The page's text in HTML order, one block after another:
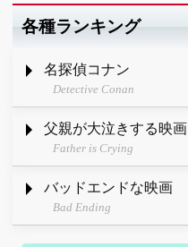
各種ランキング
名探偵コナン
Detective Conan
父親が大泣きする映画
Father is Crying
バッドエンドな映画
Bad Ending